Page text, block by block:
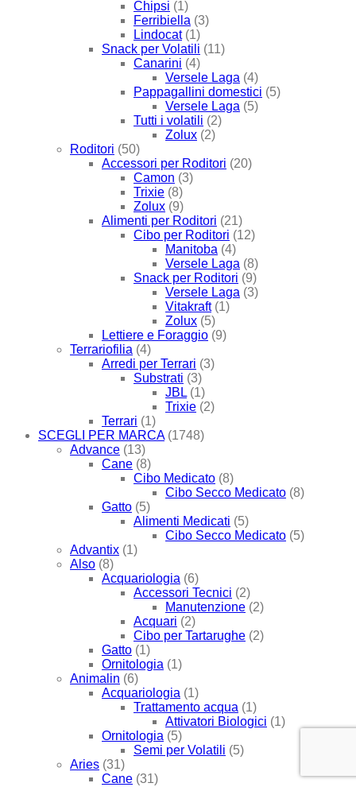
Chipsi (1)
Ferribiella (3)
Lindocat (1)
Snack per Volatili (11)
Canarini (4)
Versele Laga (4)
Pappagallini domestici (5)
Versele Laga (5)
Tutti i volatili (2)
Zolux (2)
Roditori (50)
Accessori per Roditori (20)
Camon (3)
Trixie (8)
Zolux (9)
Alimenti per Roditori (21)
Cibo per Roditori (12)
Manitoba (4)
Versele Laga (8)
Snack per Roditori (9)
Versele Laga (3)
Vitakraft (1)
Zolux (5)
Lettiere e Foraggio (9)
Terrariofilia (4)
Arredi per Terrari (3)
Substrati (3)
JBL (1)
Trixie (2)
Terrari (1)
SCEGLI PER MARCA (1748)
Advance (13)
Cane (8)
Cibo Medicato (8)
Cibo Secco Medicato (8)
Gatto (5)
Alimenti Medicati (5)
Cibo Secco Medicato (5)
Advantix (1)
Also (8)
Acquariologia (6)
Accessori Tecnici (2)
Manutenzione (2)
Acquari (2)
Cibo per Tartarughe (2)
Gatto (1)
Ornitologia (1)
Animalin (6)
Acquariologia (1)
Trattamento acqua (1)
Attivatori Biologici (1)
Ornitologia (5)
Semi per Volatili (5)
Aries (31)
Cane (31)